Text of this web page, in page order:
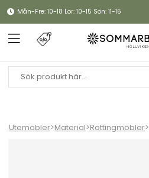
Mån-Fre: 10-18 Lör: 10-15 Sön: 11-15
Utemöbler>Material>Rottingmöbler>